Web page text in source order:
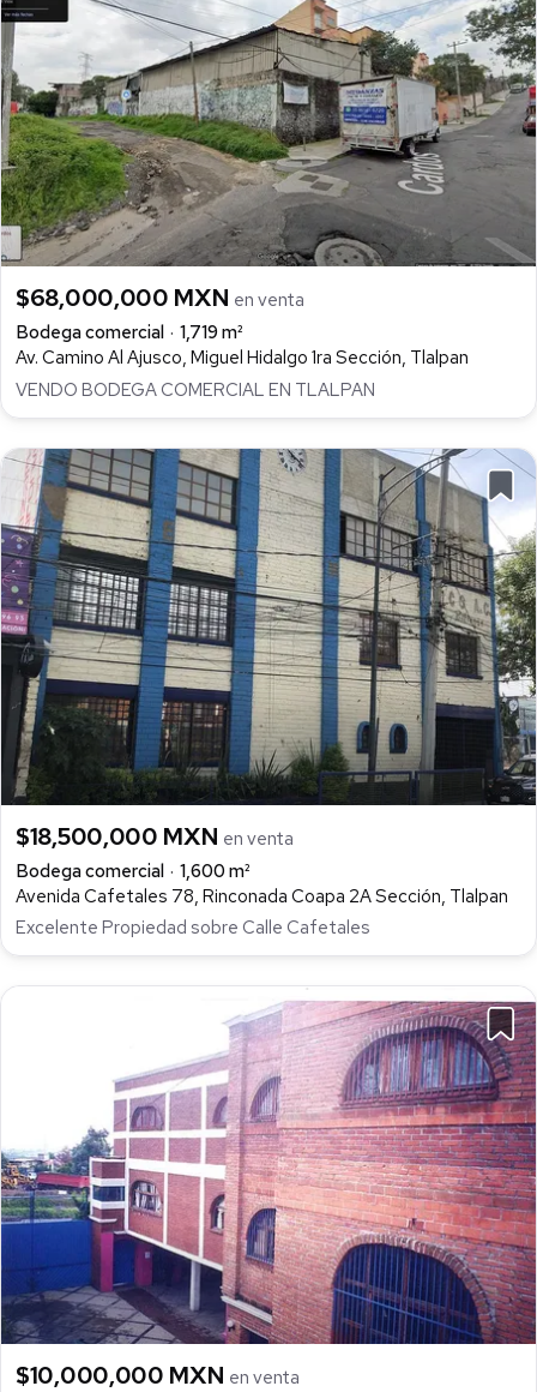
$68,000,000 MXN en venta
Bodega comercial
1,719 m²
Av. Camino Al Ajusco, Miguel Hidalgo 1ra Sección, Tlalpan
VENDO BODEGA COMERCIAL EN TLALPAN
$18,500,000 MXN en venta
Bodega comercial
1,600 m²
Avenida Cafetales 78, Rinconada Coapa 2A Sección, Tlalpan
Excelente Propiedad sobre Calle Cafetales
$10,000,000 MXN en venta